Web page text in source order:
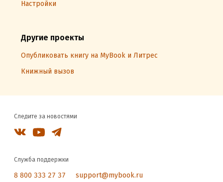
Настройки
Другие проекты
Опубликовать книгу на MyBook и Литрес
Книжный вызов
Следите за новостями
Служба поддержки
8 800 333 27 37 support@mybook.ru